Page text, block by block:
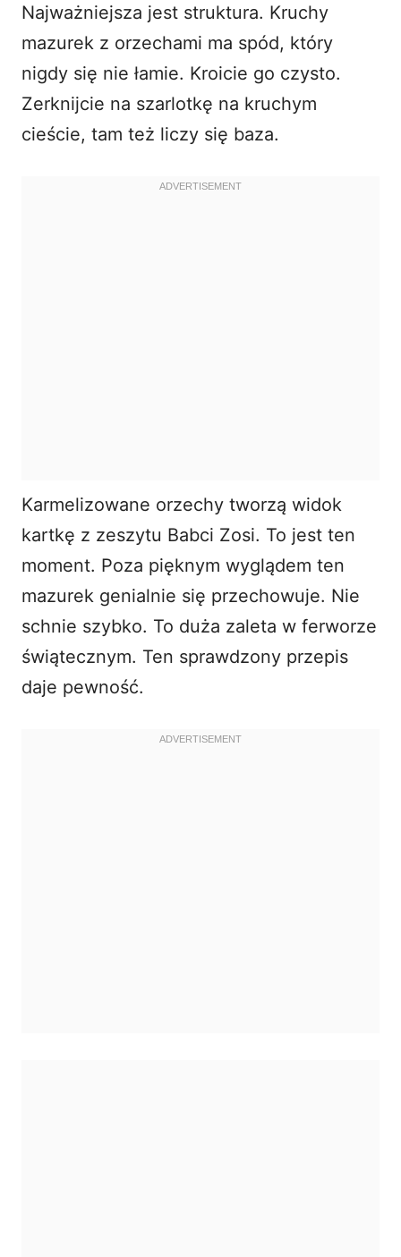
Najważniejsza jest struktura. Kruchy
mazurek z orzechami ma spód, który
nigdy się nie łamie. Kroicie go czysto.
Zerknijcie na szarlotkę na kruchym
cieście, tam też liczy się baza.
Karmelizowane orzechy tworzą widok
kartkę z zeszytu Babci Zosi. To jest ten
moment. Poza pięknym wyglądem ten
mazurek genialnie się przechowuje. Nie
schnie szybko. To duża zaleta w ferworze
świątecznym. Ten sprawdzony przepis
daje pewność.